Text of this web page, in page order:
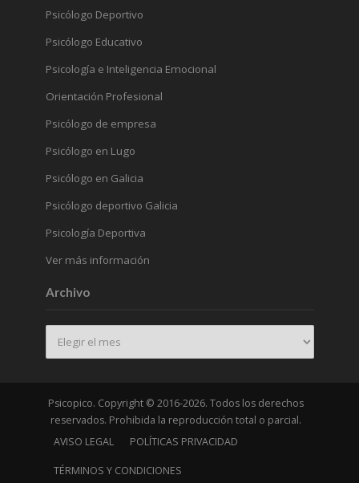
Psicólogo Deportivo
Psicólogo Educativo
Psicología e Inteligencia Emocional
Orientación Profesional
Psicólogo de empresa
Psicólogo en Lugo
Psicólogo en Galicia
Psicólogo deportivo Galicia
Psicología Deportiva
Ver más información
Archivo
Archivo
Psicopico. Copyright © 2016-2026. Todos los derechos
reservados. Prohibida la reproducción total o parcial.
AVISO LEGAL
POLÍTICAS PRIVACIDAD
TÉRMINOS Y CONDICIONES